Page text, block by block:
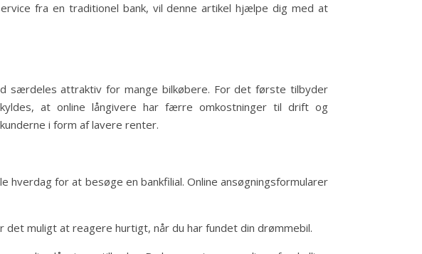
fra en traditionel bank, vil denne artikel hjælpe dig med at
særdeles attraktiv for mange bilkøbere. For det første tilbyder
at online långivere har færre omkostninger til drift og
i form af lavere renter.
hverdag for at besøge en bankfilial. Online ansøgningsformularer
muligt at reagere hurtigt, når du har fundet din drømmebil.